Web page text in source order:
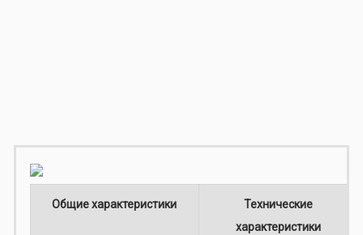
Общие характеристики
Технические
характеристики